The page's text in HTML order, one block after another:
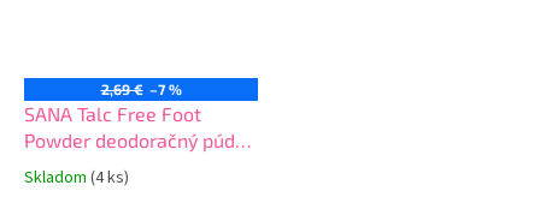
2,69 € –7 %
SANA Talc Free Foot
Powder deodoračný púder
na nohy 100g
Skladom (4 ks)